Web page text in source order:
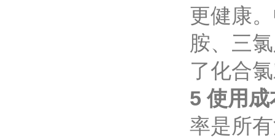
更健康
胺、三
了化合
5 使用
率是所